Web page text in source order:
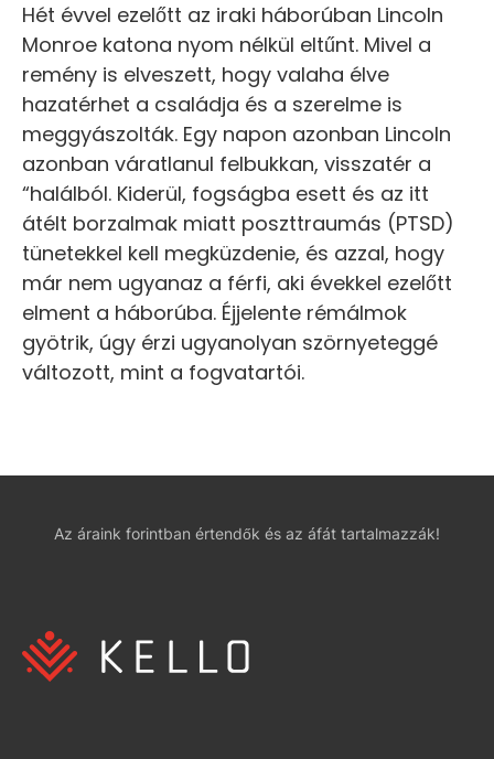
Hét évvel ezelőtt az iraki háborúban Lincoln
Monroe katona nyom nélkül eltűnt. Mivel a
remény is elveszett, hogy valaha élve
hazatérhet a családja és a szerelme is
meggyászolták. Egy napon azonban Lincoln
azonban váratlanul felbukkan, visszatér a
“halálból. Kiderül, fogságba esett és az itt
átélt borzalmak miatt poszttraumás (PTSD)
tünetekkel kell megküzdenie, és azzal, hogy
már nem ugyanaz a férfi, aki évekkel ezelőtt
elment a háborúba. Éjjelente rémálmok
gyötrik, úgy érzi ugyanolyan szörnyeteggé
változott, mint a fogvatartói.
Az áraink forintban értendők és az áfát tartalmazzák!